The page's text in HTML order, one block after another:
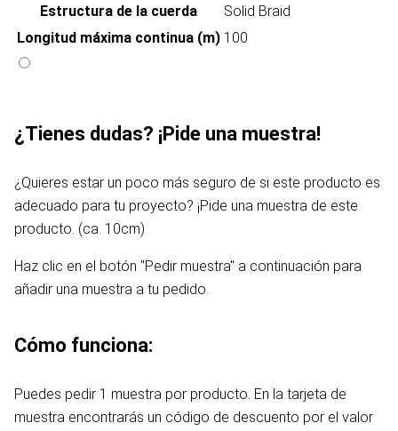
Estructura de la cuerda
Solid Braid
Longitud máxima continua (m) 100
¿Tienes dudas? ¡Pide una muestra!
¿Quieres estar un poco más seguro de si este producto es
adecuado para tu proyecto? ¡Pide una muestra de este
producto. (ca. 10cm)
Haz clic en el botón "Pedir muestra" a continuación para
añadir una muestra a tu pedido.
Cómo funciona:
Puedes pedir 1 muestra por producto. En la tarjeta de
muestra encontrarás un código de descuento por el valor